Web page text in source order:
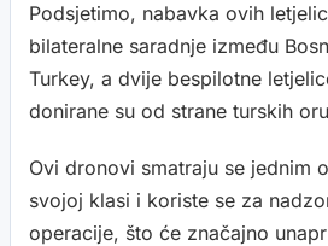
Podsjetimo, nabavka ovih
bilateralne saradnje između
Turkey, a dvije bespilotne
donirane su od strane turskih
Ovi dronovi smatraju se jednim
svojoj klasi i koriste se za
operacije, što će značajno